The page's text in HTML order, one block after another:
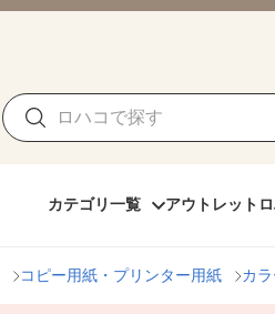
カテゴリ一覧 アウトレット
コピー用紙・プリンター用紙 カ